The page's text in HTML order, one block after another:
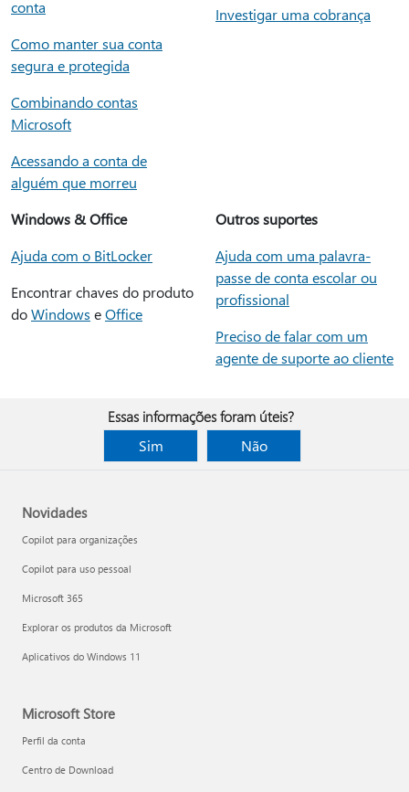
conta
Como manter sua conta
segura e protegida
Combinando contas
Microsoft
Acessando a conta de
alguém que morreu
Investigar uma cobrança
Windows & Office
Ajuda com o BitLocker
Encontrar chaves do produto
doWindows eOffice
Outros suportes
Ajuda com uma palavra-
passe de conta escolar ou
profissional
Preciso de falar com um
agente de suporte ao cliente
Essas informações foram úteis?
Sim
Não
Novidades
Copilot para organizações
Copilot para uso pessoal
Microsoft 365
Explorar os produtos da Microsoft
Aplicativos do Windows 11
Microsoft Store
Perfil da conta
Centro de Download